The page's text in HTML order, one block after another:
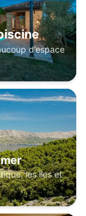
d’espace
les îles et